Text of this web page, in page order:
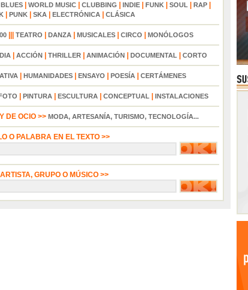
BLUES| WORLD MUSIC| CLUBBING INDIE| FUNK| SOUL| RAP|
| PUNK| SKA| ELECTRÓNICA| CLÁSICA
||| TEATRO DANZA| MUSICALES| CIRCO MONÓLOGOS
ACCIÓN THRILLER ANIMACIÓN DOCUMENTAL CORTO
HUMANIDADES ENSAYO POESÍA CERTÁMENES
PINTURA ESCULTURA CONCEPTUAL INSTALACIONES
DE OCIO >> MODA, ARTESANÍA, TURISMO, TECNOLOGÍA...
O PALABRA EN EL TEXTO >>
GRUPO O MÚSICO >>